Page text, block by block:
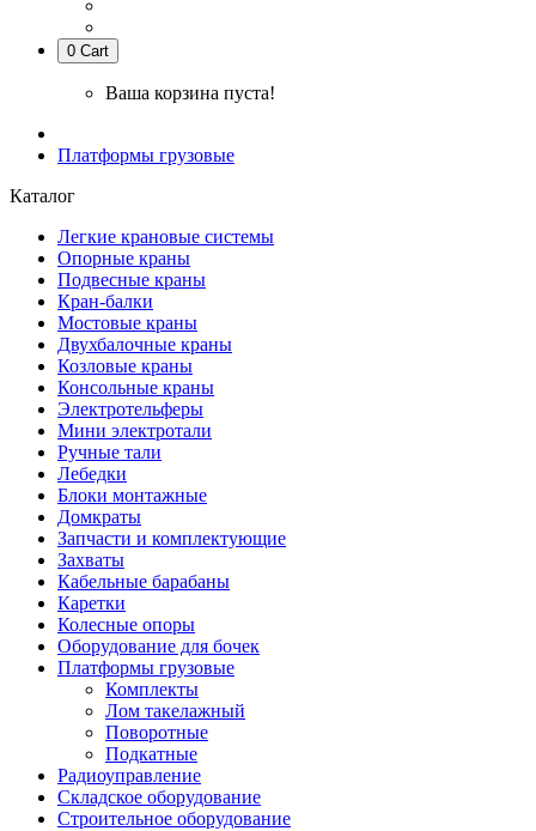
0 Cart
Ваша корзина пуста!
Платформы грузовые
Каталог
Легкие крановые системы
Опорные краны
Подвесные краны
Кран-балки
Мостовые краны
Двухбалочные краны
Козловые краны
Консольные краны
Электротельферы
Мини электротали
Ручные тали
Лебедки
Блоки монтажные
Домкраты
Запчасти и комплектующие
Захваты
Кабельные барабаны
Каретки
Колесные опоры
Оборудование для бочек
Платформы грузовые
Комплекты
Лом такелажный
Поворотные
Подкатные
Радиоуправление
Складское оборудование
Строительное оборудование